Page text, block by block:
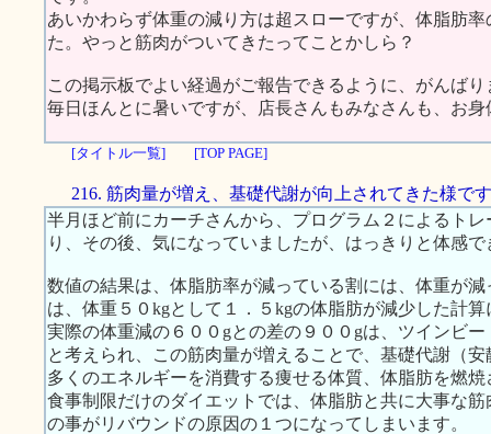
あいかわらず体重の減り方は超スローですが、体脂肪
た。やっと筋肉がついてきたってことかしら？
この掲示板でよい経過がご報告できるように、がんばり
毎日ほんとに暑いですが、店長さんもみなさんも、お
[タイトル一覧] [TOP PAGE]
216. 筋肉量が増え、基礎代謝が向上されてきた様で
半月ほど前にカーチさんから、プログラム２によるト
り、その後、気になっていましたが、はっきりと体感
数値の結果は、体脂肪率が減っている割には、体重が
は、体重５０kgとして１．５kgの体脂肪が減少した計
実際の体重減の６００gとの差の９００gは、ツインビ
と考えられ、この筋肉量が増えることで、基礎代謝（
多くのエネルギーを消費する痩せる体質、体脂肪を燃
食事制限だけのダイエットでは、体脂肪と共に大事な
の事がリバウンドの原因の１つになってしまいます。